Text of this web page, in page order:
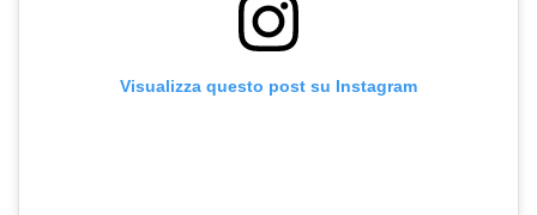
Visualizza questo post su Instagram